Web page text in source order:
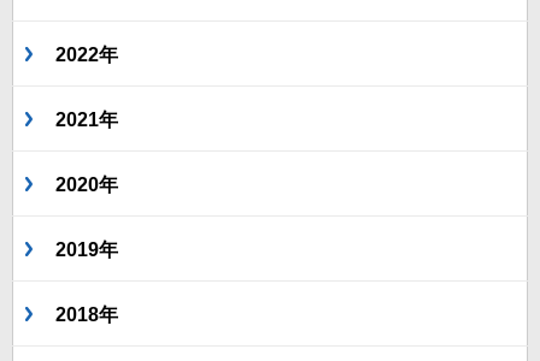
2022年
2021年
2020年
2019年
2018年